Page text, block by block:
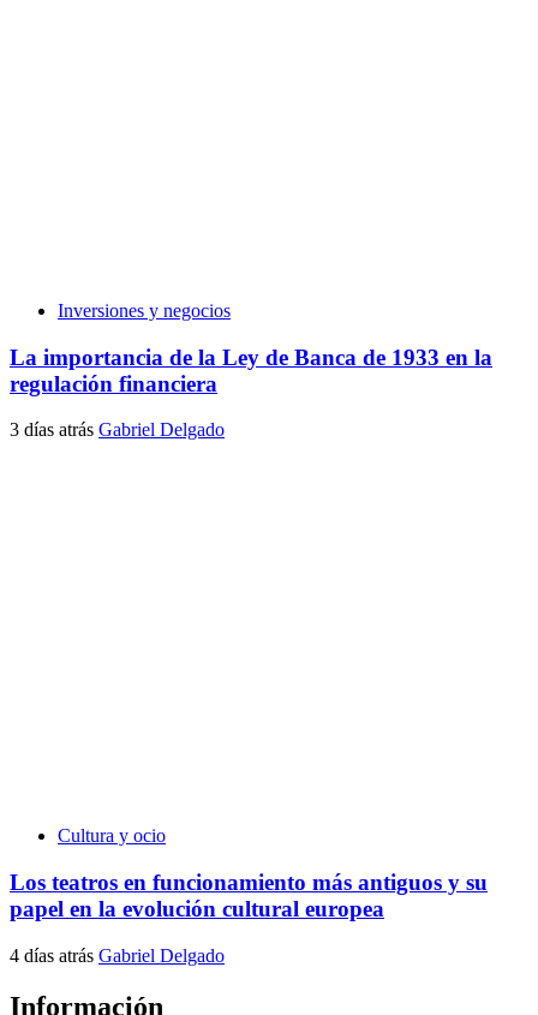
Inversiones y negocios
La importancia de la Ley de Banca de 1933 en la
regulación financiera
3 días atrás Gabriel Delgado
Cultura y ocio
Los teatros en funcionamiento más antiguos y su
papel en la evolución cultural europea
4 días atrás Gabriel Delgado
Información